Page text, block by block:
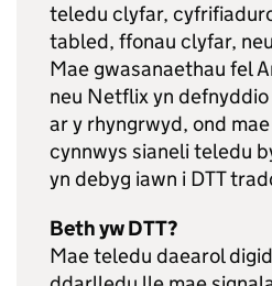
teledu clyfar,
tabled, ffonau clyfar,
Mae gwasanaethau fel
neu Netflix yn
ar y rhyngrwyd, ond mae
cynnwys sianeli teledu
yn debyg iawn i DTT
Beth yw DTT?
Mae teledu daearol